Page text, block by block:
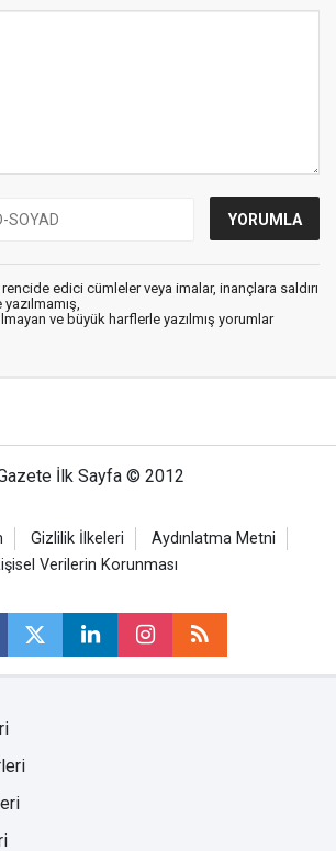
edici cümleler veya imalar, inançlara saldırı
ve büyük harflerle yazılmış yorumlar
İlk Sayfa © 2012
Gizlilik İlkeleri
Aydınlatma Metni
Verilerin Korunması